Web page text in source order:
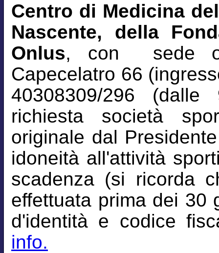
Centro di Medicina
Nascente, della
Onlus, con sede
Capecelatro 66
40308309/296
richiesta società
originale dal
idoneità all'attività
scadenza (si ricorda
effettuata prima dei 30
d'identità e codice
info.